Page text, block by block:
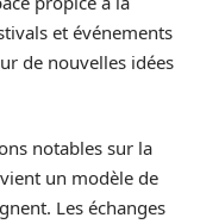
et événements
de nouvelles idées
notables sur la
un modèle de
Les échanges